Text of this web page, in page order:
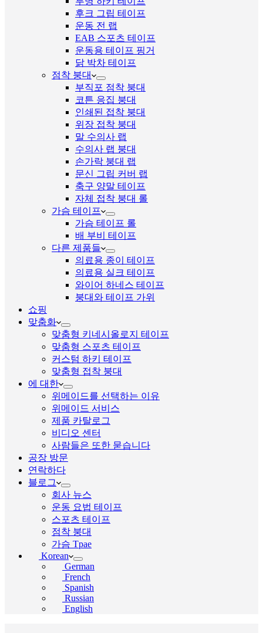
후크 그립 테이프
운동 전 랩
EAB 스포츠 테이프
운동용 테이프 핑거
닭 박차 테이프
점착 붕대
부직포 점착 붕대
코튼 응집 붕대
인쇄된 접착 붕대
위장 접착 붕대
말 수의사 랩
수의사 랩 붕대
손가락 붕대 랩
문신 그립 커버 랩
축구 양말 테이프
자체 접착 붕대 롤
가슴 테이프
가슴 테이프 롤
배 부비 테이프
다른 제품들
의료용 종이 테이프
의료용 실크 테이프
와이어 하네스 테이프
붕대와 테이프 가위
쇼핑
맞춤화
맞춤형 키네시올로지 테이프
맞춤형 스포츠 테이프
커스텀 하키 테이프
맞춤형 접착 붕대
에 대한
위메이드를 선택하는 이유
위메이드 서비스
제품 카탈로그
비디오 센터
사람들은 또한 묻습니다
공장 방문
연락하다
블로그
회사 뉴스
운동 요법 테이프
스포츠 테이프
점착 붕대
가슴 Tpae
Korean
German
French
Spanish
Russian
English